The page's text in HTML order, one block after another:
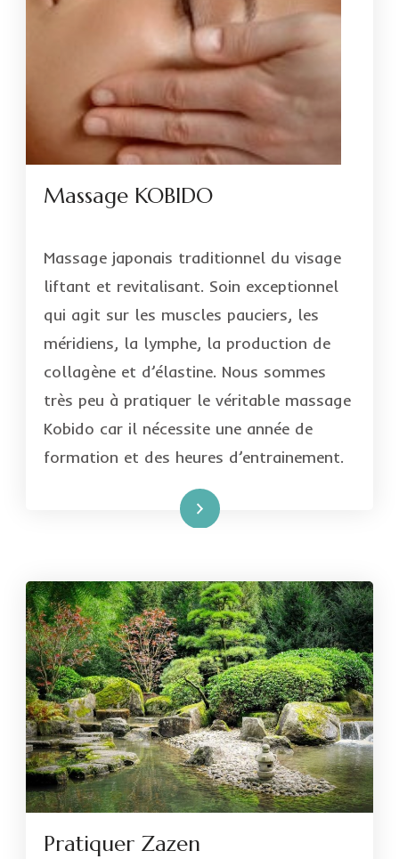
Massage KOBIDO
Massage japonais traditionnel du visage
liftant et revitalisant. Soin exceptionnel
qui agit sur les muscles pauciers, les
méridiens, la lymphe, la production de
collagène et d’élastine. Nous sommes
très peu à pratiquer le véritable massage
Kobido car il nécessite une année de
formation et des heures d’entrainement.
Lire la suite
Pratiquer Zazen